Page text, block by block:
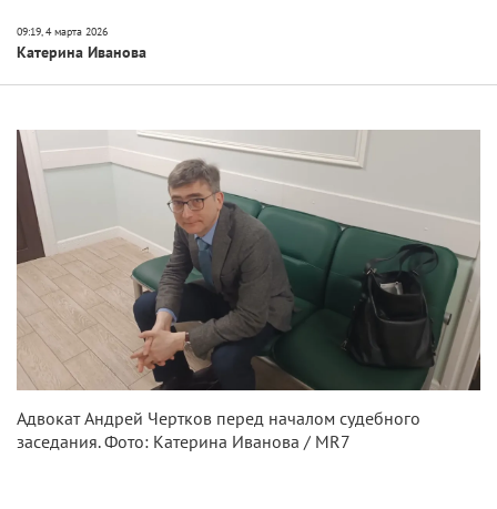
Катерина Иванова
Адвокат Андрей Чертков перед началом судебного
заседания. Фото: Катерина Иванова / MR7